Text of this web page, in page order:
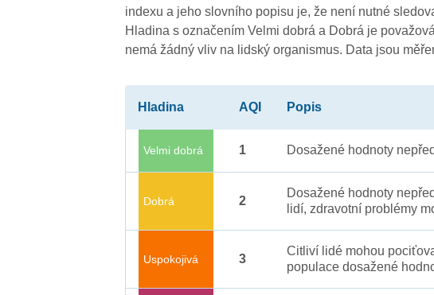
indexu a jeho slovního popisu je, že není nutné
Hladina s označením Velmi dobrá a Dobrá je
nemá žádný vliv na lidský organismus. Data jsou
Hladina AQI Popis
Velmi dobrá 1 Dosažené hodnoty
Dobrá 2
Dosažené hodnoty
lidí, zdravotní problémy
Uspokojivá 3
Citliví lidé mohou
populace dosažené